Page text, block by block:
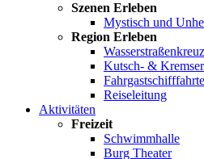
Szenen Erleben
Mystisch und
Region Erleben
Wasserstraßenkreuz
Kutsch- &
Reiseleitung
Aktivitäten
Freizeit
Schwimmhalle
Burg Theater